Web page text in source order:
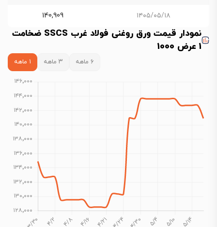
۱۴۰۵/۰۵/۱۸ 140,909
نمودار قیمت ورق روغنی فولاد غرب SSCS ضخامت
1 عرض 1000
۶ ماهه ۳ ماهه ۱ ماهه